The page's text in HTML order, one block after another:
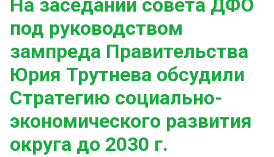
️На заседании совета ДФО
под руководством
зампреда Правительства
Юрия Трутнева обсудили
Стратегию социально-
экономического развития
округа до 2030 г.